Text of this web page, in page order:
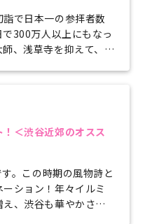
で日本一の参拝者数
300万人以上にもなっ
、浅草寺を抑えて、
＜渋谷近郊のオスス
。この時期の風物詩と
ション！年々イルミ
、渋谷も華やかさが